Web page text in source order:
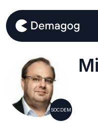
SOCDEM